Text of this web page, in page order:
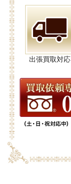
出張買取対応